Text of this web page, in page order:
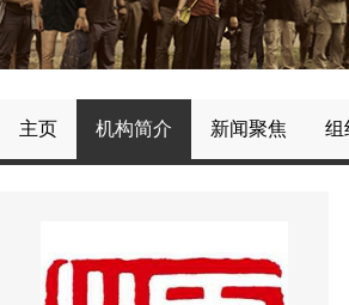
主页 机构简介 新闻聚焦 组